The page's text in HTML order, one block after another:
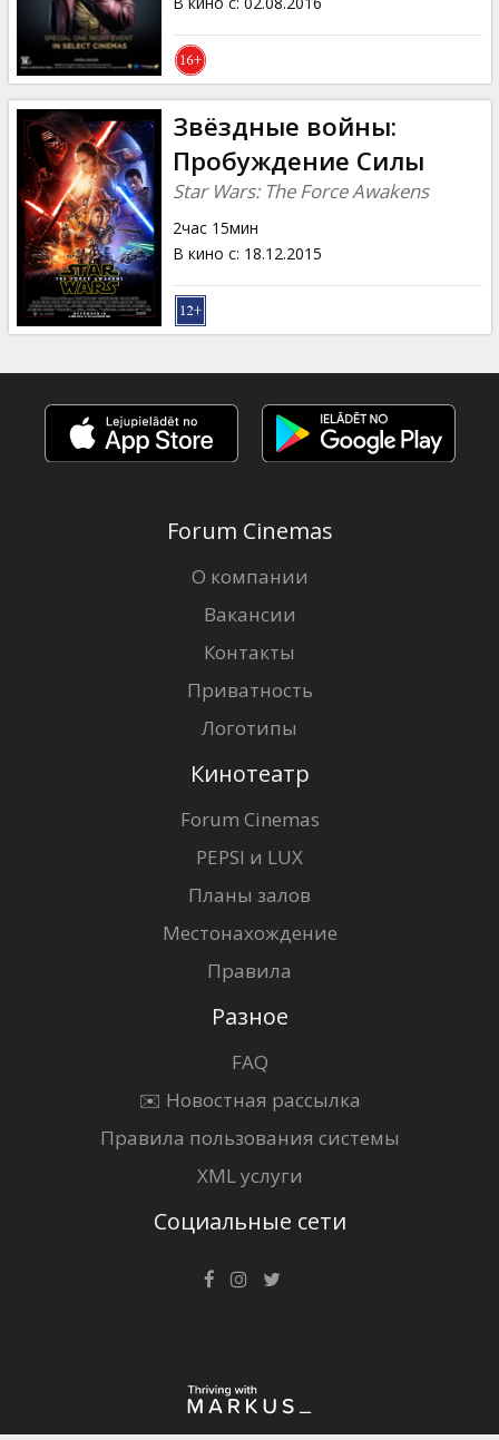
Звёздные войны:
Пробуждение Силы
Star Wars: The Force Awakens
2час 15мин
В кино с: 18.12.2015
Forum Cinemas
О компании
Вакансии
Контакты
Приватность
Логотипы
Кинотеатр
Forum Cinemas
PEPSI и LUX
Планы залов
Местонахождение
Правила
Разное
FAQ
✉️ Новостная рассылка
Правила пользования системы
XML услуги
Социальные сети